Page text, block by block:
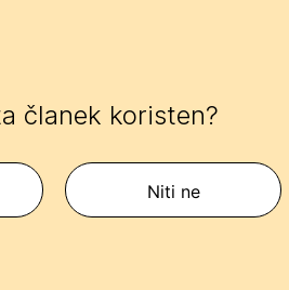
članek koristen?
Niti ne